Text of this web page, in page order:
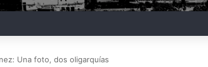
Una foto, dos oligarquías